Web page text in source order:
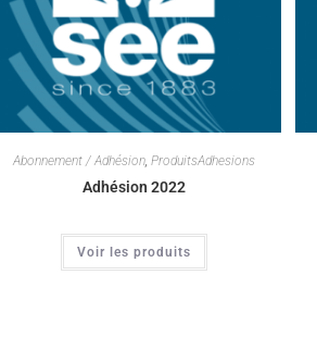
Abonnement / Adhésion, ProduitsAdhesions
Adhésion 2022
Voir les produits